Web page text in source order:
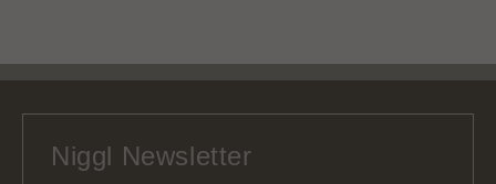
Niggl Newsletter